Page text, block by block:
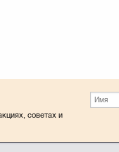
советах и